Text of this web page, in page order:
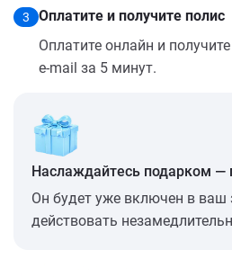
3
Оплатите и получите полис
Оплатите онлайн и
e-mail за 5 минут.
Наслаждайтесь подарком
Он будет уже включен в ваш
действовать